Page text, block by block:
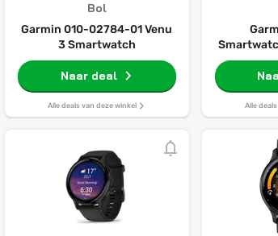
Bol
Garmin 010-02784-01 Venu
3 Smartwatch
Naar deal
Alle deals van deze winkel
-
Alle